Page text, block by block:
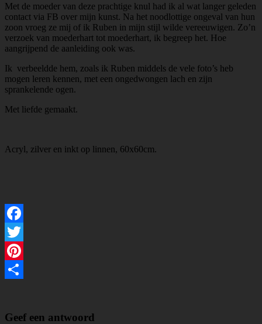
Met de moeder van deze prachtige knul had ik al wat langer geleden
contact via FB over mijn kunst. Na het noodlottige ongeval van hun
zoon vroeg ze mij of ik Ruben in mijn stijl wilde vereeuwigen. Zo’n
verzoek van moederhart tot moederhart, ik begreep het. Hoe
aangrijpend de aanleiding ook was.
Ik verbeeldde hem, zoals ik Ruben middels de vele foto’s heb
mogen leren kennen, met een ongedwongen lach en zijn
sprankelende ogen.
Met liefde gemaakt.
Acryl, zilver en inkt op linnen, 60x60cm.
Facebook
Twitter
Pinterest
Geef een antwoord